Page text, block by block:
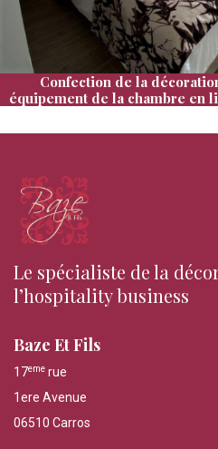
Confection de la
équipement de la chambre en
Le spécialiste de la
l’hospitality business
Baze Et Fils
17eme rue
1ere Avenue
06510 Carros